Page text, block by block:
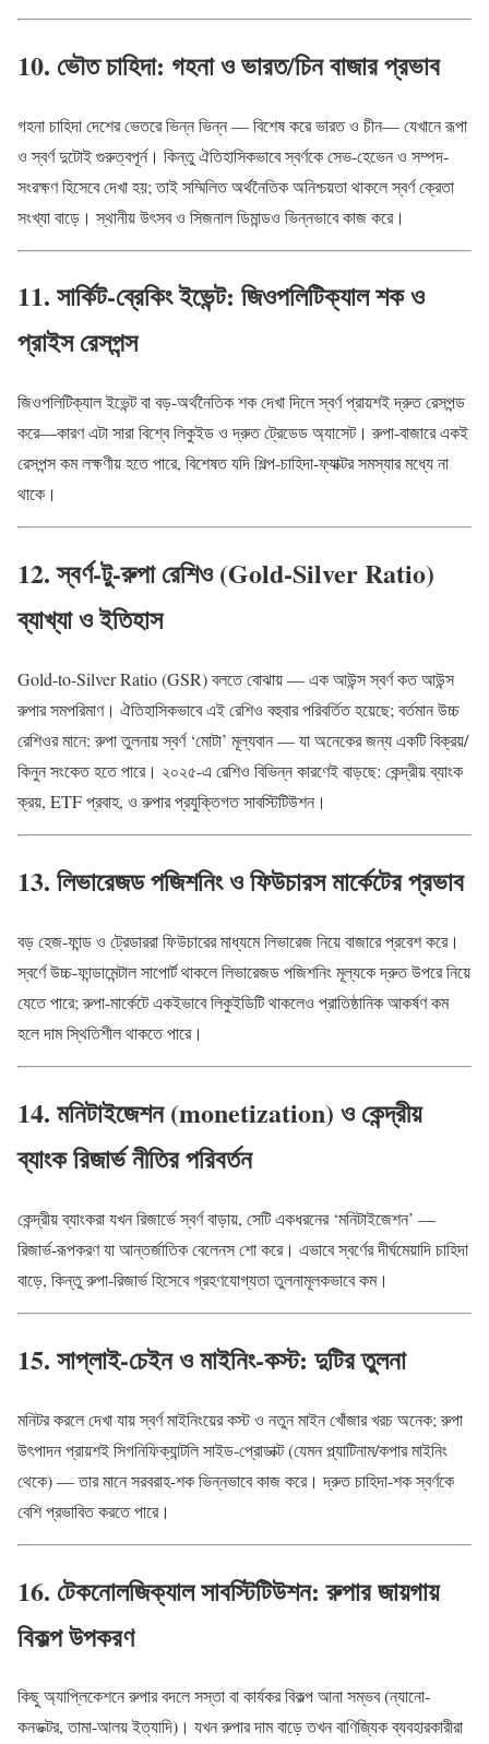
10. ভৌত চাহিদা: গহনা ও ভারত/চিন বাজার প্রভাব
গহনা চাহিদা দেশের ভেতরে ভিন্ন ভিন্ন — বিশেষ করে ভারত ও চীন— যেখানে রূপা
ও স্বর্ণ দুটোই গুরুত্বপূর্ন। কিন্তু ঐতিহাসিকভাবে স্বর্ণকে সেভ-হেভেন ও সম্পদ-
সংরক্ষণ হিসেবে দেখা হয়; তাই সম্মিলিত অর্থনৈতিক অনিশ্চয়তা থাকলে স্বর্ণ ক্রেতা
সংখ্যা বাড়ে। স্থানীয় উৎসব ও সিজনাল ডিমান্ডও ভিন্নভাবে কাজ করে।
11. সার্কিট-ব্রেকিং ইভেন্ট: জিওপলিটিক্যাল শক ও
প্রাইস রেসপন্স
জিওপলিটিক্যাল ইভেন্ট বা বড়-অর্থনৈতিক শক দেখা দিলে স্বর্ণ প্রায়শই দ্রুত রেসপন্ড
করে—কারণ এটা সারা বিশ্বে লিকুইড ও দ্রুত ট্রেডেড অ্যাসেট। রুপা-বাজারে একই
রেসপন্স কম লক্ষণীয় হতে পারে, বিশেষত যদি শিল্প-চাহিদা-ফ্যাক্টর সমস্যার মধ্যে না
থাকে।
12. স্বর্ণ-টু-রুপা রেশিও (Gold-Silver Ratio)
ব্যাখ্যা ও ইতিহাস
Gold-to-Silver Ratio (GSR) বলতে বোঝায় — এক আউন্স স্বর্ণ কত আউন্স
রুপার সমপরিমাণ। ঐতিহাসিকভাবে এই রেশিও বহুবার পরিবর্তিত হয়েছে; বর্তমান উচ্চ
রেশিওর মানে: রুপা তুলনায় স্বর্ণ ‘মোটা’ মূল্যবান — যা অনেকের জন্য একটি বিক্রয়/
কিনুন সংকেত হতে পারে। ২০২৫-এ রেশিও বিভিন্ন কারণেই বাড়ছে: কেন্দ্রীয় ব্যাংক
ক্রয়, ETF প্রবাহ, ও রুপার প্রযুক্তিগত সাবস্টিটিউশন।
13. লিভারেজড পজিশনিং ও ফিউচারস মার্কেটের প্রভাব
বড় হেজ-ফান্ড ও ট্রেডাররা ফিউচারের মাধ্যমে লিভারেজ নিয়ে বাজারে প্রবেশ করে।
স্বর্ণে উচ্চ-ফান্ডামেন্টাল সাপোর্ট থাকলে লিভারেজড পজিশনিং মূল্যকে দ্রুত উপরে নিয়ে
যেতে পারে; রুপা-মার্কেটে একইভাবে লিকুইডিটি থাকলেও প্রাতিষ্ঠানিক আকর্ষণ কম
হলে দাম স্থিতিশীল থাকতে পারে।
14. মনিটাইজেশন (monetization) ও কেন্দ্রীয়
ব্যাংক রিজার্ভ নীতির পরিবর্তন
কেন্দ্রীয় ব্যাংকরা যখন রিজার্ভে স্বর্ণ বাড়ায়, সেটি একধরনের ‘মনিটাইজেশন’ —
রিজার্ভ-রূপকরণ যা আন্তর্জাতিক বেলেনস শো করে। এভাবে স্বর্ণের দীর্ঘমেয়াদি চাহিদা
বাড়ে, কিন্তু রুপা-রিজার্ভ হিসেবে গ্রহণযোগ্যতা তুলনামূলকভাবে কম।
15. সাপ্লাই-চেইন ও মাইনিং-কস্ট: দুটির তুলনা
মনিটর করলে দেখা যায় স্বর্ণ মাইনিংয়ের কস্ট ও নতুন মাইন খোঁজার খরচ অনেক; রুপা
উৎপাদন প্রায়শই সিগনিফিক্যান্টলি সাইড-প্রোডাক্ট (যেমন প্ল্যাটিনাম/কপার মাইনিং
থেকে) — তার মানে সরবরাহ-শক ভিন্নভাবে কাজ করে। দ্রুত চাহিদা-শক স্বর্ণকে
বেশি প্রভাবিত করতে পারে।
16. টেকনোলজিক্যাল সাবস্টিটিউশন: রুপার জায়গায়
বিকল্প উপকরণ
কিছু অ্যাপ্লিকেশনে রুপার বদলে সস্তা বা কার্যকর বিকল্প আনা সম্ভব (ন্যানো-
কনডক্টর, তামা-আলয় ইত্যাদি)। যখন রুপার দাম বাড়ে তখন বাণিজ্যিক ব্যবহারকারীরা